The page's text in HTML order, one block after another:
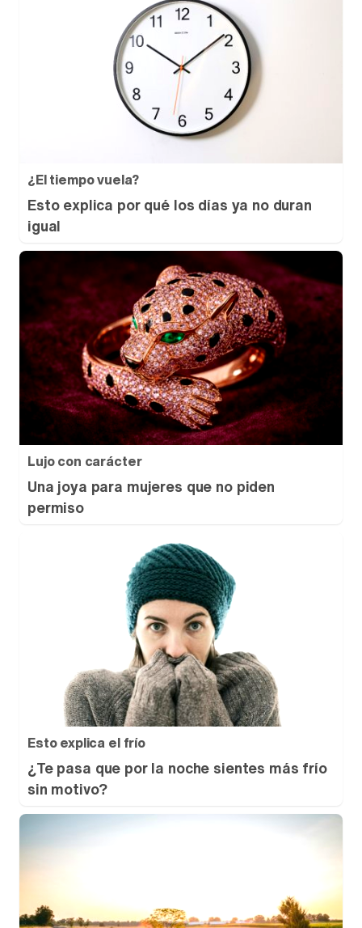
¿El tiempo vuela?
Esto explica por qué los días ya no duran
igual
Lujo con carácter
Una joya para mujeres que no piden
permiso
Esto explica el frío
¿Te pasa que por la noche sientes más frío
sin motivo?